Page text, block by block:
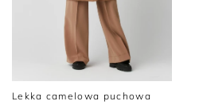
Lekka camelowa puchowa